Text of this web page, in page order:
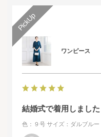
ワンピース
結婚式で着用しました
色：９号 サイズ：ダルブルー